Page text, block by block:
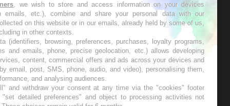
les semaines les meilleures
, we wish to store and access information on your devices
emails, etc.), combine and share your personal data with our
on this website or in our emails, already held by some of us,
in other contexts.
(identifiers, browsing, preferences, purchases, loyalty programs,
and emails, phone, precise geolocation, etc.) allows developing
content, commercial offers and ads across your devices and
email, post, SMS, phone, audio, and video), personalising them,
and analysing audiences.
and withdraw your consent at any time via the "cookies" footer
detailed preferences" and object to processing activities not